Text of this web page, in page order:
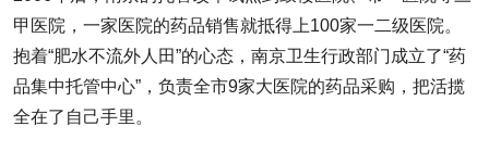
甲医院，一家医院的药品销售就抵得上100家一二级医院。
抱着“肥水不流外人田”的心态，南京卫生行政部门成立了“药
品集中托管中心”，负责全市9家大医院的药品采购，把活揽
全在了自己手里。